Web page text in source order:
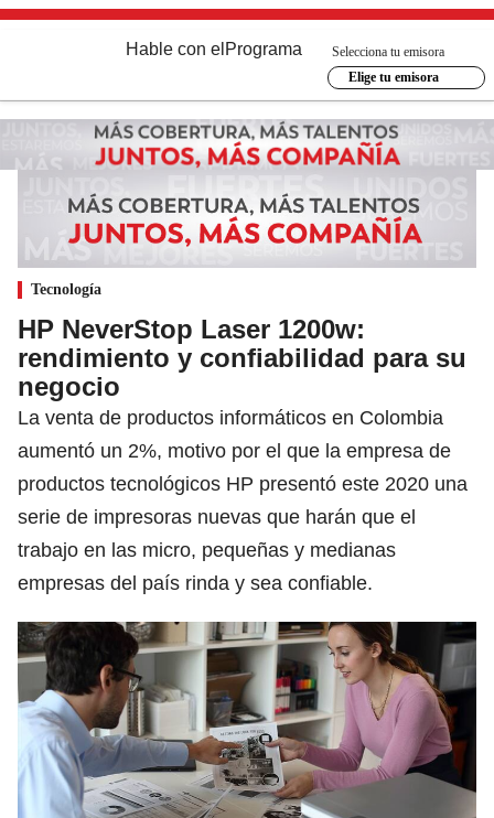
Hable con el Programa
Selecciona tu emisora
Elige tu emisora
Tecnología
HP NeverStop Laser 1200w:
rendimiento y confiabilidad para su
negocio
La venta de productos informáticos en Colombia
aumentó un 2%, motivo por el que la empresa de
productos tecnológicos HP presentó este 2020 una
serie de impresoras nuevas que harán que el
trabajo en las micro, pequeñas y medianas
empresas del país rinda y sea confiable.